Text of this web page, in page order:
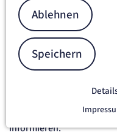
Die Klinik für
Josefskrankenhaus
im Monat um 17:30 Uhr
zwei Monate findet
Format bietet
erster Hand über
informieren.
Ablehnen
Speichern
NOTWENDIGE COOKIES
Notwendige